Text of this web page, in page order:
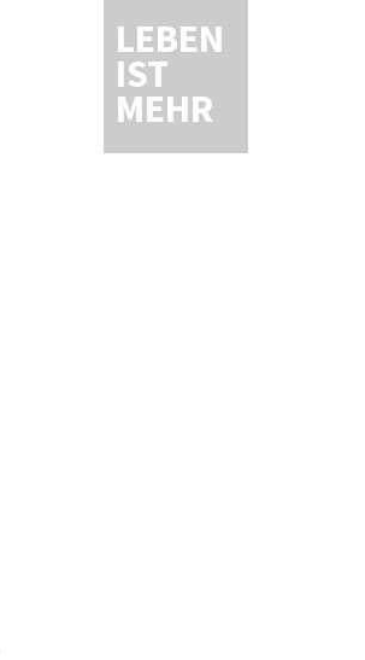
LEBEN
IST
MEHR